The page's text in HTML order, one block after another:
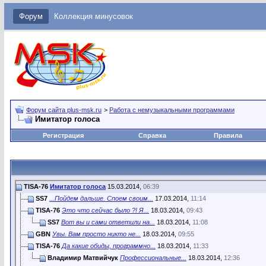
Форум Коллекция минусовок
Форум сайта plus-msk.ru > Работа с немузыкальными программами
Имитатор голоса
Регистрация Справка Правила
TISA-76 Имитатор голоса 15.03.2014, 06:39
SS7
...Пойдем дальше. Споем своим... 17.03.2014, 11:14
TISA-76 Это что сейчас было ?! Я... 18.03.2014, 09:43
SS7 Вот вы и сами ответили на... 18.03.2014, 11:08
GBN Увы. Вам просто никто не... 18.03.2014, 09:55
TISA-76 Да какие обиды, программно... 18.03.2014, 11:33
Владимир Матвийчук Профессиональные... 18.03.2014, 12:36